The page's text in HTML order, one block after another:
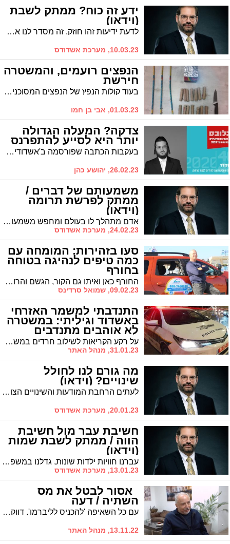
ידע זה כוח? ממתק לשבת
(וידאו)
לדעת ידיעות זהו חוזק, זה מסדר לנו את הדברים, את העולם, את החוקים, זה נוסך ביטחון. אותן ידיעות מפתחות אותנו, מפתחות את האישיות שלנו. אבל יש גם צד שני. ואיך זה קשור לחטא העגל?
10.03.23, מערכת אשדודס
הנפצים רועמים, והמשטרה
חירשת
בעוד קולות הנפץ של הנפצים המסוכנים מחרידים את שנתם של תושבי הרבעים בעיר, נראה שבמשטרה לא שומעים. האם למשטרה יש בעיה לעצור חנות שמוכרת את האמצעים המסוכנים? תושב שואל
01.03.23, אבי בן חמו
צדקה? המעלה הגדולה
יותר היא לסייע להתפרנס
בעקבות הכתבה שפורסמה ב'אשדודים מדברים' השבוע בה מובאת ההתלבטות שהיתה לר' זאב סקלר, קובע הרב יהושוע כהן: "אין כאן כל התלבטות. מה שעושה הרב סקלר זו הצדקה הגדולה והמעולה ביותר. ואלו לא מילים שלי אלא של הרמב"ם"
26.02.23, יהושע כהן
משמעותם של דברים /
ממתק לפרשת תרומה
(וידאו)
אדם מתהלך לו בעולם ומחפש משמעות, הוא עושה זאת בדרכים שונות ומגוונות, לעתים מודעות יותר ולעתים פחות מודעות. אך אין ספק שהמשמעות של החיים חשובה בעינינו ומפעילה אותנו * היועץ הזוגי הבכיר הרב אביחי כהן עם ממתק לפרשת תרומה
24.02.23, מערכת אשדודס
סעו בזהירות: המומחה עם
כמה טיפים לנהיגה בטוחה
בחורף
החורף כאן ואיתו גם הקור, הגשם והרוח שמשפיעים על תנאי הדרך ועלולים להוות סכנה במצבים מסוימים עבור המשתמשים בה. הינה לכם כמה טיפים מפי חגי דביר, בעלי בי"ס קשת לנהיגה באשדוד – כיצד יש להתנהג בדרך בימי החורף?
09.02.23, שמואל סרדינס
התנדבתי למשמר האזרחי
באשדוד וגיליתי: במשטרה
לא אוהבים מתנדבים
חרדים / טור על רקע הקריאות לשילוב חרדים במשמר האזרחי, נזכר ד' כ', תושב רובע ג', בתקופת 'שירותו' הקצרצרה כמתנדב משא"ז באשדוד, והוא משוכנע: במשטרה ממש לא ששים לקלוט מתנדבים חרדים
31.01.23, מנהל האתר
מה גורם לנו לחולל
שינויים? (וידאו)
לעתים הרחבת המודעות והשינויים הצומחים מתוכה חוסכת מאיתנו מסלול מפרך יותר של שינוי * ממתק לשבת וארא מאת הרב אביחי כהן
20.01.23, מערכת אשדודס
חשיבת עבר מול חשיבת
הווה / ממתק לשבת שמות
(וידאו)
עברנו חוויות ילדות שונות, גדלנו במשפחה מסוימת ובאקלים חברתי שהביא אותנו לאמץ קשת התנהגויות שהתקבעו באופיינו, עד כמה העבר הזה קובע את עתידנו או שאנחנו יכולים להתנהל אחרת? * "אהיה אשר אהיה" אומר הקב"ה למשה, ובזה מורה על קוו החשיבה בבסיס החירות והגאולה הכללית והפרטית
13.01.23, מערכת אשדודס
אסור לבטל את מס
השתיה / דעה
עם כל השאיפה 'להכניס לליברמן', דווקא את מס השתיה אסור לבטל. אם כבר, יתכן ולאיווט יעמדו ביום הימים זכויות התרומה לבריאותינו
13.11.22, מנהל האתר